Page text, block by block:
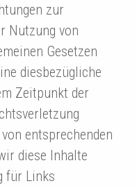
zur
Nutzung von
Gesetzen
diesbezügliche
Zeitpunkt der
entsprechenden
diese Inhalte
für Links